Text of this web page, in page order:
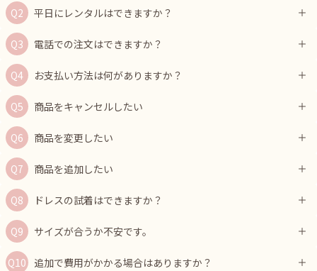
平日にレンタルはできますか？
電話での注文はできますか？
お支払い方法は何がありますか？
商品をキャンセルしたい
商品を変更したい
商品を追加したい
ドレスの試着はできますか？
サイズが合うか不安です。
追加で費用がかかる場合はありますか？